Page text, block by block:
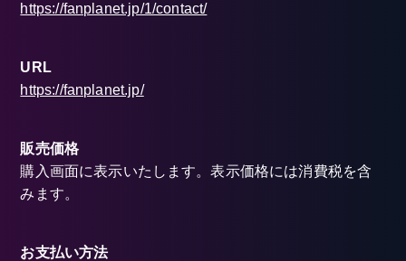
https://fanplanet.jp/1/contact/
URL
https://fanplanet.jp/
販売価格
購入画面に表示いたします。表示価格には消費税を含
みます。
お支払い方法